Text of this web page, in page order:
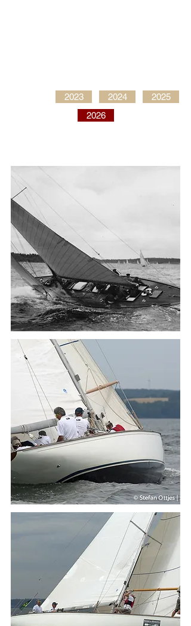
2023 2024
2025
2026